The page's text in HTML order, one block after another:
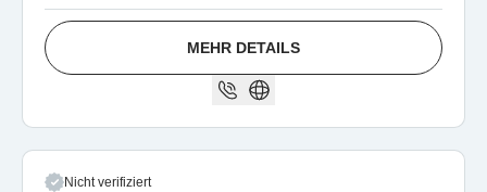
MEHR DETAILS
Nicht verifiziert